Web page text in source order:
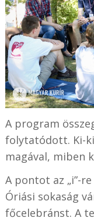
A program
folytatódott. Ki-
magával, miben
A pontot az „i”-
Óriási sokaság
főcelebránst. A